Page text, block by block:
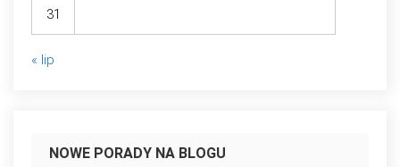
31
« lip
NOWE PORADY NA BLOGU